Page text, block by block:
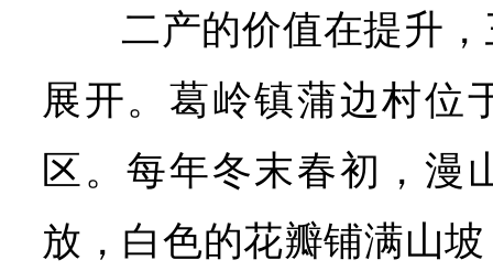
二产的价值在提升
展开。葛岭镇蒲边村位
区。每年冬末春初，漫
放，白色的花瓣铺满山